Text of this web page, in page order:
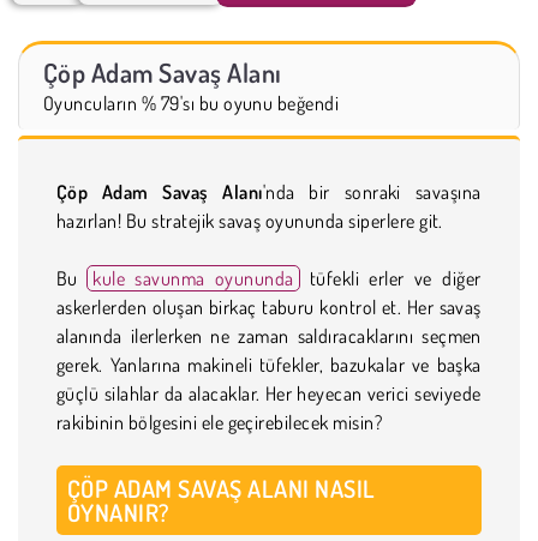
Çöp Adam Savaş Alanı
Oyuncuların % 79'sı bu oyunu beğendi
Çöp Adam Savaş Alanı'nda bir sonraki savaşına
hazırlan! Bu stratejik savaş oyununda siperlere git.
Bu kule savunma oyununda tüfekli erler ve diğer
askerlerden oluşan birkaç taburu kontrol et. Her savaş
alanında ilerlerken ne zaman saldıracaklarını seçmen
gerek. Yanlarına makineli tüfekler, bazukalar ve başka
güçlü silahlar da alacaklar. Her heyecan verici seviyede
rakibinin bölgesini ele geçirebilecek misin?
ÇÖP ADAM SAVAŞ ALANI NASIL
OYNANIR?